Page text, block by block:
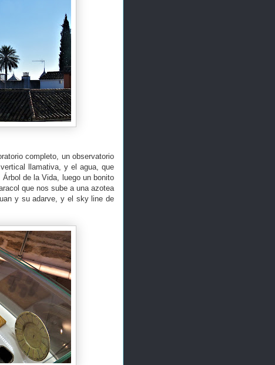
completo, un observatorio
llamativa, y el agua, que
de la Vida, luego un bonito
que nos sube a una azotea
y su adarve, y el sky line de